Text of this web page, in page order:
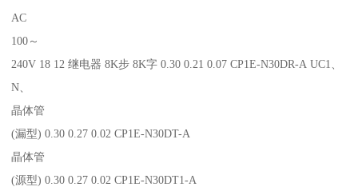
AC
100～
240V 18 12 继电器 8K步 8K字 0.30 0.21 0.07 CP1E-N30DR-A UC1、
N、
晶体管
(漏型) 0.30 0.27 0.02 CP1E-N30DT-A
晶体管
(源型) 0.30 0.27 0.02 CP1E-N30DT1-A